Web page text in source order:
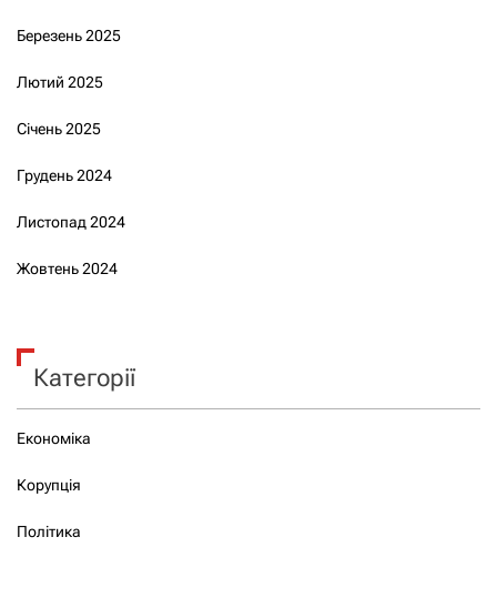
Березень 2025
Лютий 2025
Січень 2025
Грудень 2024
Листопад 2024
Жовтень 2024
Категорії
Економіка
Корупція
Політика